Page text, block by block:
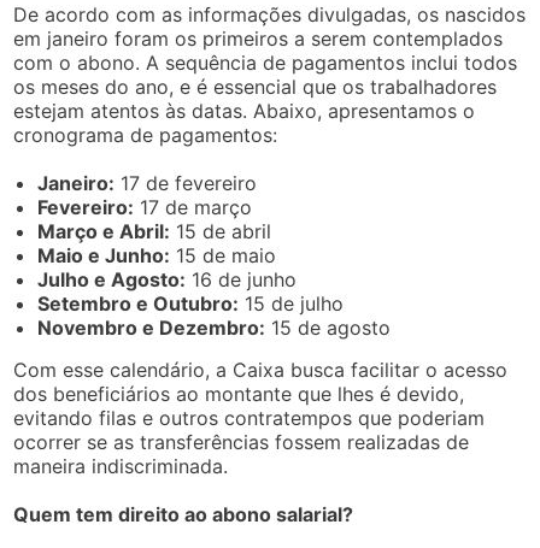
De acordo com as informações divulgadas, os nascidos
em janeiro foram os primeiros a serem contemplados
com o abono. A sequência de pagamentos inclui todos
os meses do ano, e é essencial que os trabalhadores
estejam atentos às datas. Abaixo, apresentamos o
cronograma de pagamentos:
Janeiro: 17 de fevereiro
Fevereiro: 17 de março
Março e Abril: 15 de abril
Maio e Junho: 15 de maio
Julho e Agosto: 16 de junho
Setembro e Outubro: 15 de julho
Novembro e Dezembro: 15 de agosto
Com esse calendário, a Caixa busca facilitar o acesso
dos beneficiários ao montante que lhes é devido,
evitando filas e outros contratempos que poderiam
ocorrer se as transferências fossem realizadas de
maneira indiscriminada.
Quem tem direito ao abono salarial?